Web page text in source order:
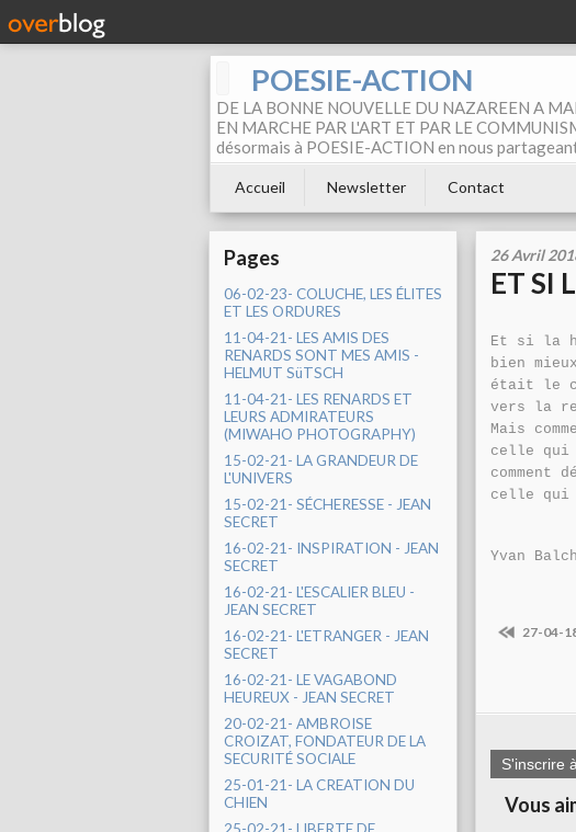
POESIE-ACTION
DE LA BONNE NOUVELLE DU NAZAREEN A
EN MARCHE PAR L'ART ET PAR LE
désormais à POESIE-ACTION en nous
Accueil Newsletter Contact
Pages
06-02-23- COLUCHE, LES ÉLITES
ET LES ORDURES
11-04-21- LES AMIS DES
RENARDS SONT MES AMIS -
HELMUT SüTSCH
11-04-21- LES RENARDS ET
LEURS ADMIRATEURS
(MIWAHO PHOTOGRAPHY)
15-02-21- LA GRANDEUR DE
L'UNIVERS
15-02-21- SÉCHERESSE - JEAN
SECRET
16-02-21- INSPIRATION - JEAN
SECRET
16-02-21- L'ESCALIER BLEU -
JEAN SECRET
16-02-21- L'ETRANGER - JEAN
SECRET
16-02-21- LE VAGABOND
HEUREUX - JEAN SECRET
20-02-21- AMBROISE
CROIZAT, FONDATEUR DE LA
SECURITÉ SOCIALE
25-01-21- LA CREATION DU
CHIEN
26 Avril
ET SI
Et si la
bien
était le
vers la
Mais
celle qui
comment
celle qui
Yvan
27-04-
S'inscrire
Vous